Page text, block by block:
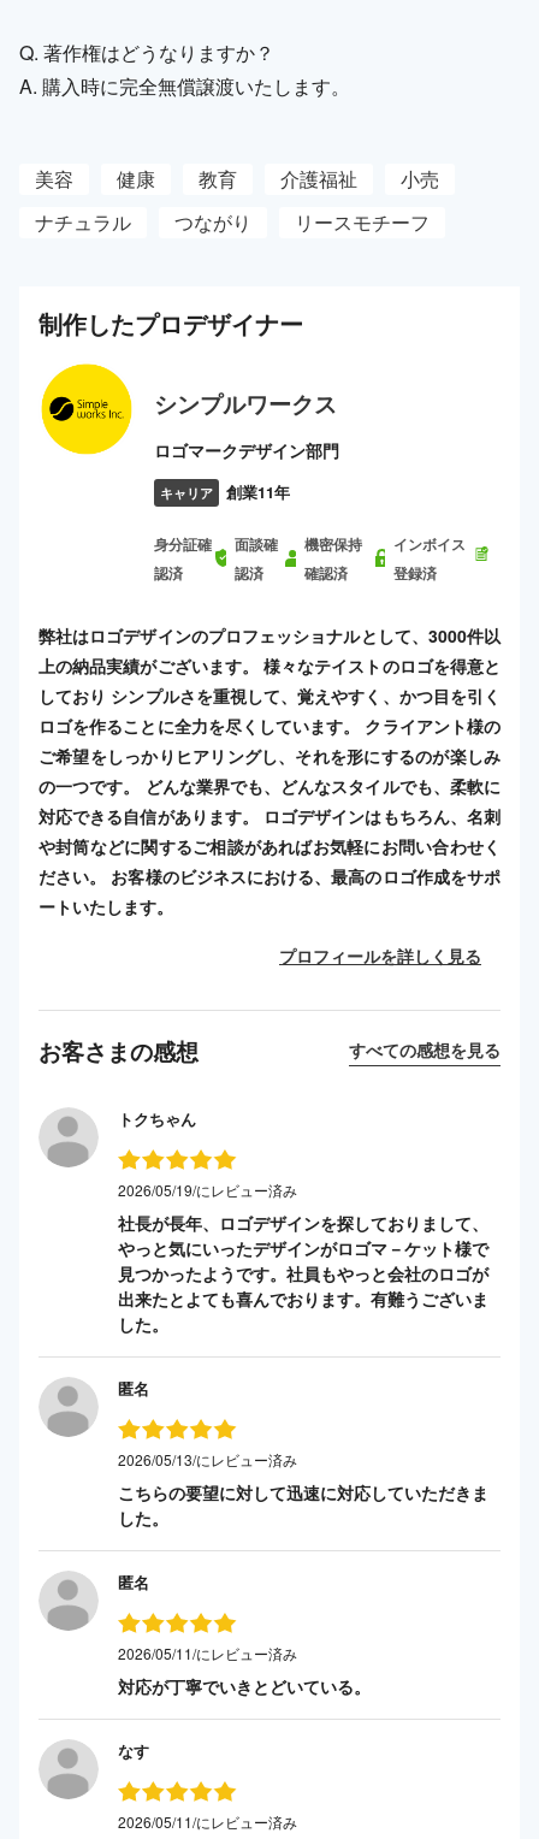
Q. 著作権はどうなりますか？
A. 購入時に完全無償譲渡いたします。
美容 健康 教育 介護福祉
小売
ナチュラル
つながり リースモチーフ
制作したプロデザイナー
シンプルワークス
ロゴマークデザイン部門
キャリア 創業11年
身分証確
認済
面談確
認済
機密保持
確認済
インボイス
登録済
弊社はロゴデザインのプロフェッショナルとして、3000件以
上の納品実績がございます。 様々なテイストのロゴを得意と
しており シンプルさを重視して、覚えやすく、かつ目を引く
ロゴを作ることに全力を尽くしています。 クライアント様の
ご希望をしっかりヒアリングし、それを形にするのが楽しみ
の一つです。 どんな業界でも、どんなスタイルでも、柔軟に
対応できる自信があります。 ロゴデザインはもちろん、名刺
や封筒などに関するご相談があればお気軽にお問い合わせく
ださい。 お客様のビジネスにおける、最高のロゴ作成をサポ
ートいたします。
プロフィールを詳しく見る
お客さまの感想 すべての感想を見る
トクちゃん
2026/05/19/にレビュー済み
社長が長年、ロゴデザインを探しておりまして、
やっと気にいったデザインがロゴマ－ケット様で
見つかったようです。社員もやっと会社のロゴが
出来たとよても喜んでおります。有難うございま
した。
匿名
2026/05/13/にレビュー済み
こちらの要望に対して迅速に対応していただきま
した。
匿名
2026/05/11/にレビュー済み
対応が丁寧でいきとどいている。
なす
2026/05/11/にレビュー済み